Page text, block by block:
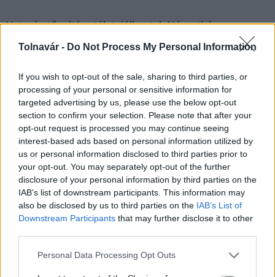
Tolnavár - Do Not Process My Personal Information
If you wish to opt-out of the sale, sharing to third parties, or
processing of your personal or sensitive information for
targeted advertising by us, please use the below opt-out
section to confirm your selection. Please note that after your
opt-out request is processed you may continue seeing
interest-based ads based on personal information utilized by
us or personal information disclosed to third parties prior to
your opt-out. You may separately opt-out of the further
disclosure of your personal information by third parties on the
IAB’s list of downstream participants. This information may
also be disclosed by us to third parties on the IAB’s List of
Downstream Participants that may further disclose it to other
Please note that this website/app uses one or more Google
Personal Data Processing Opt Outs
Veterán tűzoltóautók találkoztak Németkéren
2017.06.13